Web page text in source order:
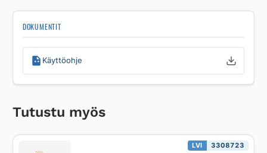
DOKUMENTIT
Käyttöohje
Tutustu myös
LVI 3308723